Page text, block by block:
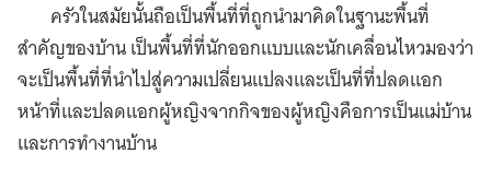
ครัวในสมัยนั้นถือเป็นพื้นที่ที่ถูกนำมาคิดในฐานะพื้นที่
สำคัญของบ้าน เป็นพื้นที่ที่นักออกแบบและนักเคลื่อนไหวมองว่า
จะเป็นพื้นที่ที่นำไปสู่ความเปลี่ยนแปลงและเป็นที่ที่ปลดแอก
หน้าที่และปลดแอกผู้หญิงจากกิจของผู้หญิงคือการเป็นแม่บ้าน
และการทำงานบ้าน